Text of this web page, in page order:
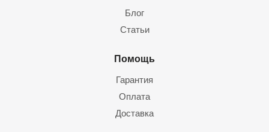
Блог
Статьи
Помощь
Гарантия
Оплата
Доставка